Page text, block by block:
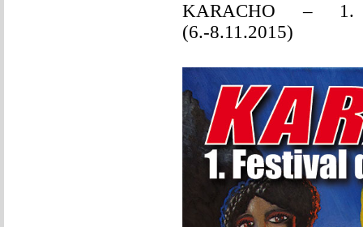
KARACHO – 1.
(6.-8.11.2015)